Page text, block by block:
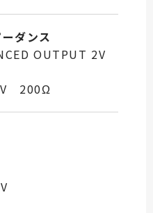
ダンス
OUTPUT 2V
200Ω